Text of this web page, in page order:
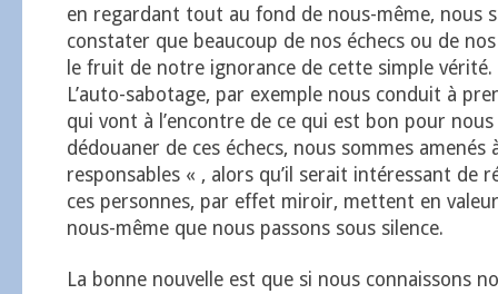
en regardant tout au fond de nous-même, nous
constater que beaucoup de nos échecs ou de
le fruit de notre ignorance de cette simple vérité.
L’auto-sabotage, par exemple nous conduit à
qui vont à l’encontre de ce qui est bon pour
dédouaner de ces échecs, nous sommes
responsables « , alors qu’il serait intéressant de
ces personnes, par effet miroir, mettent en
nous-même que nous passons sous silence.
La bonne nouvelle est que si nous connaissons